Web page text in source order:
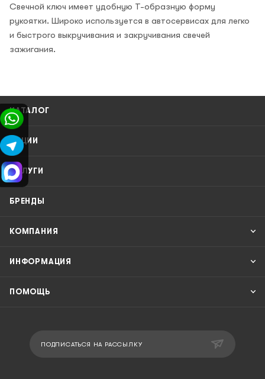
Свечной ключ имеет удобную Т-образную форму
рукоятки. Широко используется в автосервисах для легко
и быстрого выкручивания и закручивания свечей
зажигания.
КАТАЛОГ
АКЦИИ
УСЛУГИ
БРЕНДЫ
КОМПАНИЯ
ИНФОРМАЦИЯ
ПОМОЩЬ
ПОДПИСАТЬСЯ НА РАССЫЛКУ